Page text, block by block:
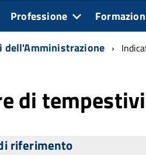
Professione
dell'Amministrazione
di
riferimento